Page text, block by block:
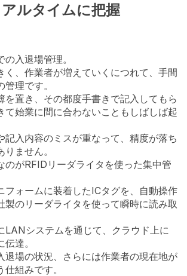
ルタイムに把握
入退場管理。
く、作業者が増えていくにつれて、手間
理です。
を置き、その都度手書きで記入してもら
て始業に間に合わないこともしばしば起
記入内容のミスが重なって、精度が落ち
ません。
のがRFIDリーダライタを使った集中管
フォームに装着したICタグを、自動操作
製のリーダライタを使って瞬時に読み取
LANシステムを通じて、クラウド上に
達。
退場の状況、さらには作業者の現在地が
組みです。